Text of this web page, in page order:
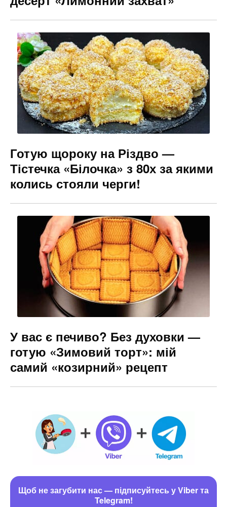
Готую щороку на Різдво —
Тістечка «Білочка» з 80х за якими
колись стояли черги!
У вас є печиво? Без духовки —
готую «Зимовий торт»: мій
самий «козирний» рецепт
Щоб не загубити нас — підписуйтесь у Viber та
Telegram!